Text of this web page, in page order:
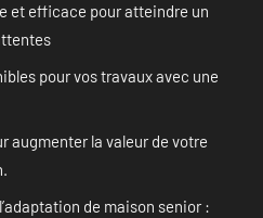
et efficace pour atteindre un
pour vos travaux avec une
augmenter la valeur de votre
de maison senior :